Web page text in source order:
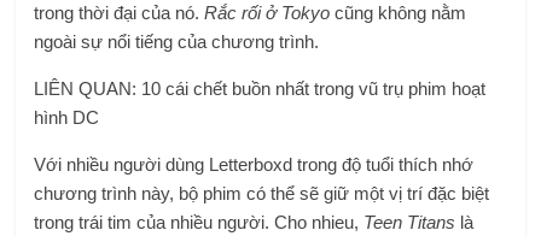
trong thời đại của nó.Rắc rối ở Tokyocũng không nằm
ngoài sự nổi tiếng của chương trình.
LIÊN QUAN: 10 cái chết buồn nhất trong vũ trụ phim hoạt
hình DC
Với nhiều người dùng Letterboxd trong độ tuổi thích nhớ
chương trình này, bộ phim có thể sẽ giữ một vị trí đặc biệt
trong trái tim của nhiều người. Cho nhieu, Teen Titans là